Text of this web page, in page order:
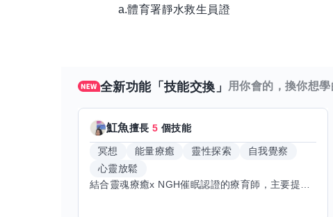
a.體育署靜水救生員證
全新功能「技能交換」 用你會的，換你想
魟魚擅長5 個技能
冥想 能量療癒 靈性探索
自我覺察
心靈放鬆
結合靈魂療癒x NGH催眠認證的療育師，主要提供潛意識探索和靈魂導向的催眠療育。你會全程100%清醒跟我對話。